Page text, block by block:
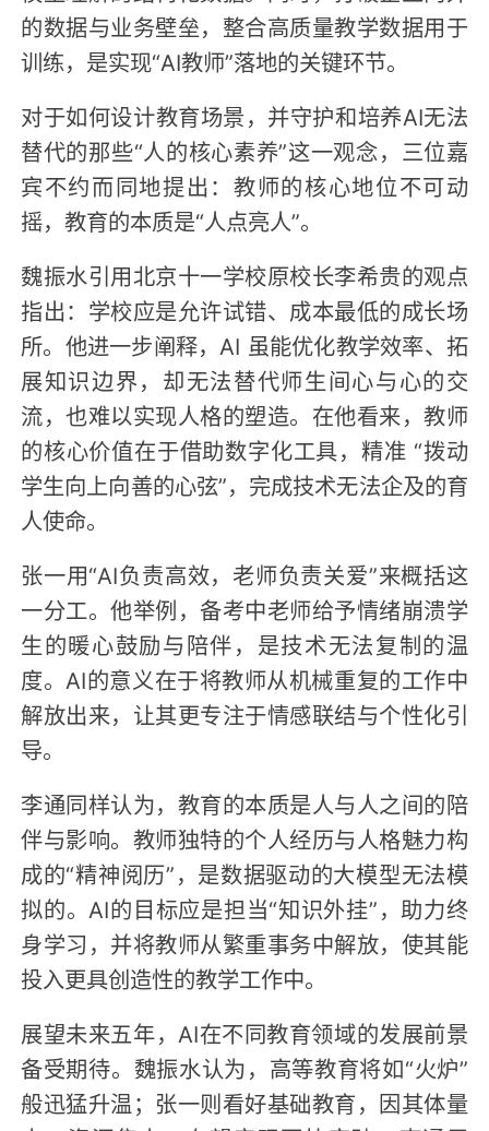
的数据与业务壁垒，整合高质量教学数据用于
训练，是实现“AI教师”落地的关键环节。
对于如何设计教育场景，并守护和培养AI无法
替代的那些“人的核心素养”这一观念，三位嘉
宾不约而同地提出：教师的核心地位不可动
摇，教育的本质是“人点亮人”。
魏振水引用北京十一学校原校长李希贵的观点
指出：学校应是允许试错、成本最低的成长场
所。他进一步阐释，AI 虽能优化教学效率、拓
展知识边界，却无法替代师生间心与心的交
流，也难以实现人格的塑造。在他看来，教师
的核心价值在于借助数字化工具，精准 “拨动
学生向上向善的心弦”，完成技术无法企及的育
人使命。
张一用“AI负责高效，老师负责关爱”来概括这
一分工。他举例，备考中老师给予情绪崩溃学
生的暖心鼓励与陪伴，是技术无法复制的温
度。AI的意义在于将教师从机械重复的工作中
解放出来，让其更专注于情感联结与个性化引
导。
李通同样认为，教育的本质是人与人之间的陪
伴与影响。教师独特的个人经历与人格魅力构
成的“精神阅历”，是数据驱动的大模型无法模
拟的。AI的目标应是担当“知识外挂”，助力终
身学习，并将教师从繁重事务中解放，使其能
投入更具创造性的教学工作中。
展望未来五年，AI在不同教育领域的发展前景
备受期待。魏振水认为，高等教育将如“火炉”
般迅猛升温；张一则看好基础教育，因其体量